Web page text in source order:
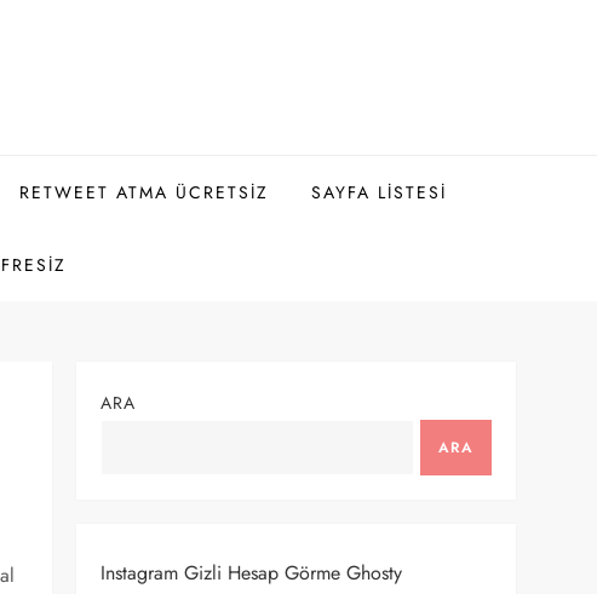
RETWEET ATMA ÜCRETSIZ SAYFA LISTESI
ARA
ARA
Instagram Gizli Hesap Görme Ghosty